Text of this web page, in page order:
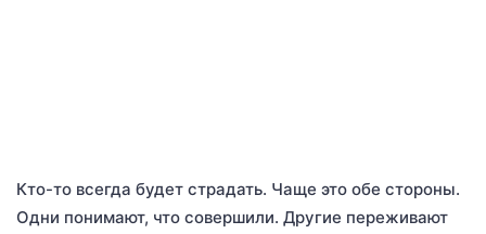
Кто-то всегда будет страдать. Чаще это обе стороны.
Одни понимают, что совершили. Другие переживают